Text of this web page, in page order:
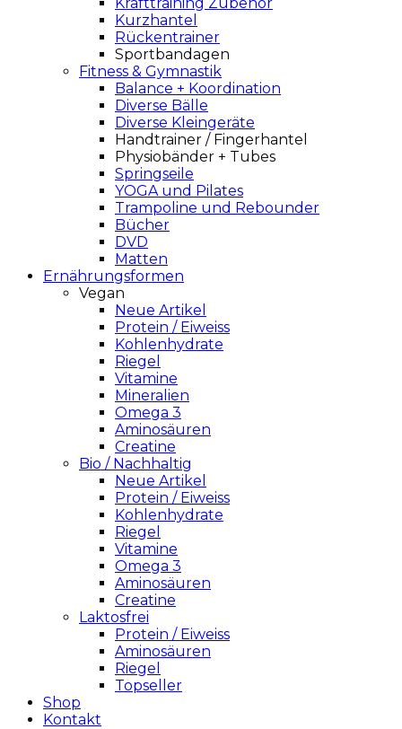
Kurzhantel
Rückentrainer
Sportbandagen
Fitness & Gymnastik
Balance + Koordination
Diverse Bälle
Diverse Kleingeräte
Handtrainer / Fingerhantel
Physiobänder + Tubes
Springseile
YOGA und Pilates
Trampoline und Rebounder
Bücher
DVD
Matten
Ernährungsformen
Vegan
Neue Artikel
Protein / Eiweiss
Kohlenhydrate
Riegel
Vitamine
Mineralien
Omega 3
Aminosäuren
Creatine
Bio / Nachhaltig
Neue Artikel
Protein / Eiweiss
Kohlenhydrate
Riegel
Vitamine
Omega 3
Aminosäuren
Creatine
Laktosfrei
Protein / Eiweiss
Aminosäuren
Riegel
Topseller
Shop
Kontakt